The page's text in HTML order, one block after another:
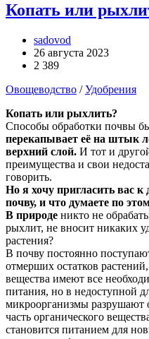
Копать или
sadovod
26 августа 2023
2 389
Овощеводство /Удобрения
Копать или рыхлить?
Способы обработки почвы
перекапывает её на штык
верхний слой. И тот и
преимущества и свои
говорить.
Но я хочу пригласить вас
почву, и что думаете по
В природе никто не
рыхлит, не вносит никаких
растения?
В почву постоянно
отмерших остатков
вещества имеют все
питания, но в недоступной
микроорганизмы разрушают
часть органического
становится питанием для